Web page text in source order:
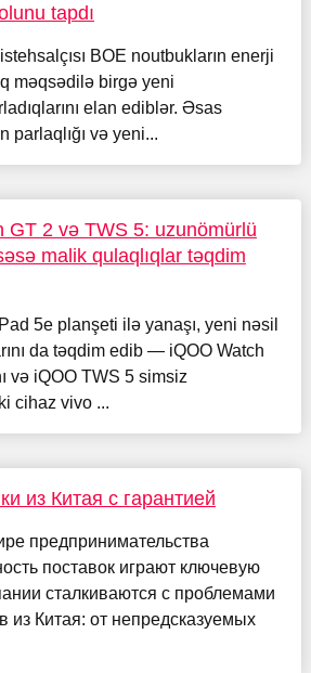
tapdı
BOE noutbukların enerji
məqsədilə birgə yeni
elan ediblər. Əsas
və yeni...
GT 2 və TWS 5: uzunömürlü
malik qulaqlıqlar təqdim
5e planşeti ilə yanaşı, yeni nəsil
da təqdim edib — iQOO Watch
və iQOO TWS 5 simsiz
cihaz vivo ...
из Китая с гарантией
предпринимательства
поставок играют ключевую
сталкиваются с проблемами
из Китая: от непредсказуемых